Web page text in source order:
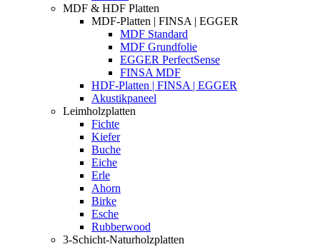
MDF & HDF Platten
MDF-Platten | FINSA | EGGER
MDF Standard
MDF Grundfolie
EGGER PerfectSense
FINSA MDF
HDF-Platten | FINSA | EGGER
Akustikpaneel
Leimholzplatten
Fichte
Kiefer
Buche
Eiche
Erle
Ahorn
Birke
Esche
Rubberwood
3-Schicht-Naturholzplatten